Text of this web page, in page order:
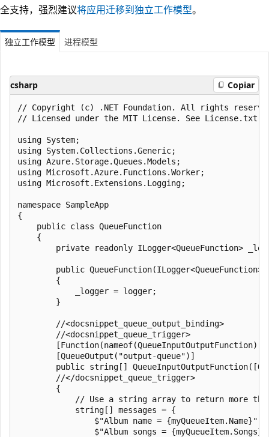
全支持，强烈建议将应用迁移到独立工作模型。
独立工作模型 进程模型
csharp Copiar
﻿// Copyright (c) .NET Foundation. All rights
// Licensed under the MIT License. See
using System;
using System.Collections.Generic;
using Azure.Storage.Queues.Models;
using Microsoft.Azure.Functions.Worker;
using Microsoft.Extensions.Logging;
namespace SampleApp
{
    public class QueueFunction
    {
private readonly ILogger<QueueFunction>
public QueueFunction(ILogger<QueueFunction>
        {
            _logger = logger;
        }
        //<docsnippet_queue_output_binding>
        //<docsnippet_queue_trigger>
        [Function(nameof(QueueInputOutputFunction))]
        [QueueOutput("output-queue")]
public string[]
        //</docsnippet_queue_trigger>
        {
// Use a string array to return more
            string[] messages = {
                $"Album name = {myQueueItem.Name}",
$"Album songs =